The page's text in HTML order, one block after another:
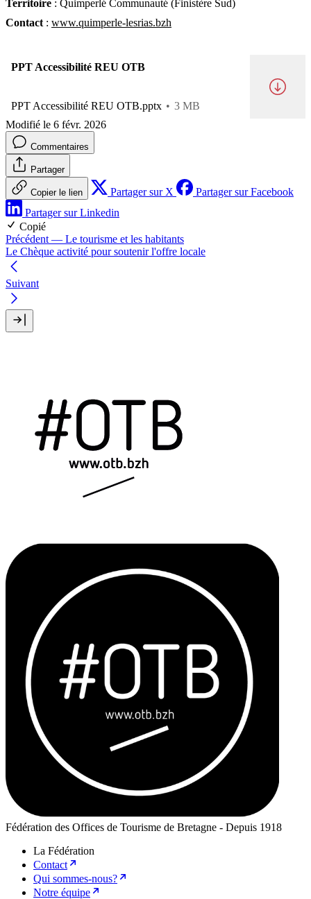
Territoire : Quimperlé Communauté (Finistère Sud)
Contact : www.quimperle-lesrias.bzh
PPT Accessibilité REU OTB
PPT Accessibilité REU OTB.pptx
3 MB
Modifié le 6 févr. 2026
Commentaires
Partager
Copier le lien Partager sur X
Partager sur Facebook
Partager sur Linkedin
Copié
Précédent — Le tourisme et les habitants
Le Chèque activité pour soutenir l'offre locale
Suivant
Fédération des Offices de Tourisme de Bretagne - Depuis 1918
La Fédération
Contact
Qui sommes-nous?
Notre équipe